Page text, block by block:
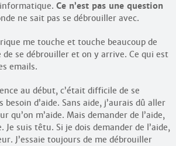
Ce n’est pas une question
ne sait pas se débrouiller avec.
me touche et touche beaucoup de
de se débrouiller et on y arrive. Ce qui est
emails.
au début, c’était difficile de se
besoin d’aide. Sans aide, j’aurais dû aller
qu’on m’aide. Mais demander de l’aide,
Je suis têtu. Si je dois demander de l’aide,
J’essaie toujours de me débrouiller